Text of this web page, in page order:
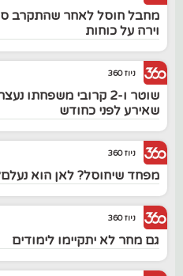
מחבל חוסל לאחר שהתקרב
וירה על כוחות
ניוז 360
שוטר ו-2 קרובי משפחתו
שאירע לפני כחודש
ניוז 360
מפחד שיחוסל? לאן הוא
ניוז 360
גם מחר לא יתקיימו לימודים